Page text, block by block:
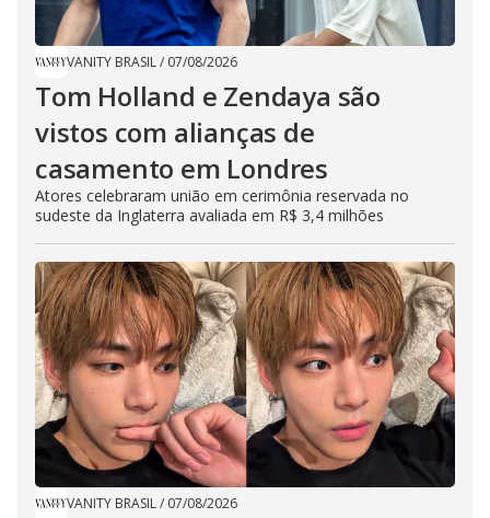
VANITY BRASIL/ 07/08/2026
Tom Holland e Zendaya são
vistos com alianças de
casamento em Londres
Atores celebraram união em cerimônia reservada no
sudeste da Inglaterra avaliada em R$ 3,4 milhões
VANITY BRASIL/ 07/08/2026